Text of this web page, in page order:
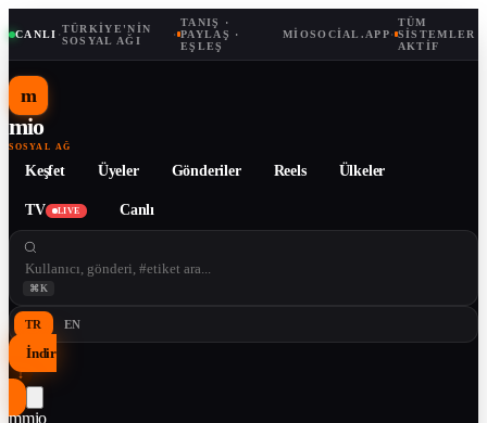
CANLI ·TÜRKIYE'NIN
SOSYAL AĞI
·
TANIŞ ·
PAYLAŞ ·
EŞLEŞ
MIOSOCIAL.APP·
TÜM
SISTEMLER
AKTIF
m
mio
SOSYAL AĞ
Keşfet Üyeler Gönderiler Reels Ülkeler
TV LIVE Canlı
⌘K
TR EN
İndir
↓
mmio